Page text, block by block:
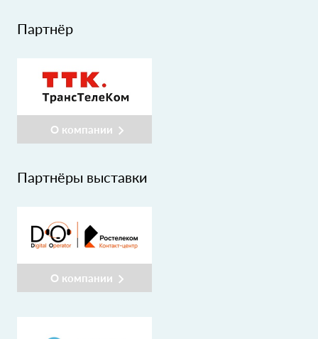
Партнёр
О компании
Партнёры выставки
О компании